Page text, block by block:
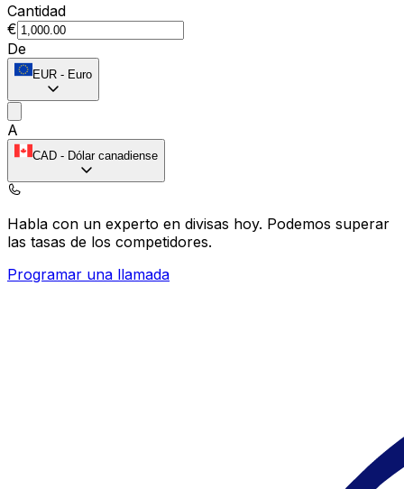
Cantidad
€
De
EUR - Euro
A
CAD - Dólar canadiense
Habla con un experto en divisas hoy. Podemos superar
las tasas de los competidores.
Programar una llamada